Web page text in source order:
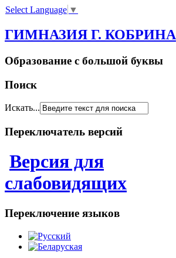
Select Language ▼
ГИМНАЗИЯ Г. КОБРИНА
Образование с большой буквы
Поиск
Искать...
Переключатель версий
Версия для
слабовидящих
Переключение языков